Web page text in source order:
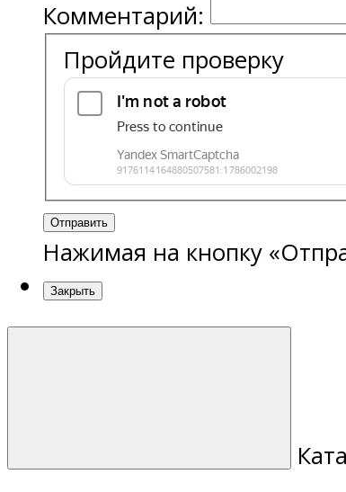
Комментарий:
Пройдите проверку
Отправить
Нажимая на кнопку
Закрыть